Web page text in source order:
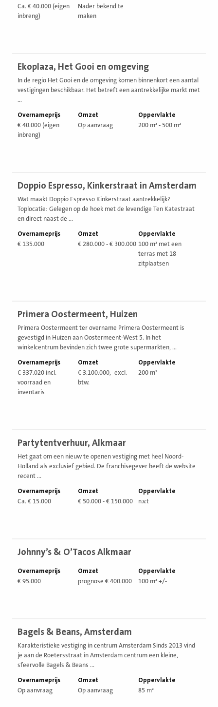
Ca. € 40.000 (eigen
inbreng)
Nader bekend te
maken
Ekoplaza, Het Gooi en omgeving
In de regio Het Gooi en de omgeving komen binnenkort een aantal
vestigingen beschikbaar. Het betreft een aantrekkelijke markt met
...
Overnameprijs
€ 40.000 (eigen
inbreng)
Omzet
Op aanvraag
Oppervlakte
200 m² - 500 m²
vestiging
Doppio Espresso, Kinkerstraat in Amsterdam
Wat maakt Doppio Espresso Kinkerstraat aantrekkelijk?
Toplocatie: Gelegen op de hoek met de levendige Ten Katestraat
en direct naast de ...
Overnameprijs
€ 135.000
Omzet
€ 280.000 - € 300.000
Oppervlakte
100 m² met een
terras met 18
zitplaatsen
vestiging
Primera Oostermeent, Huizen
Primera Oostermeent ter overname Primera Oostermeent is
gevestigd in Huizen aan Oostermeent-West 5. In het
winkelcentrum bevinden zich twee grote supermarkten, ...
Overnameprijs
€ 337.020 incl.
voorraad en
inventaris
Omzet
€ 3.100.000,- excl.
btw.
Oppervlakte
200 m²
vestiging
Partytentverhuur, Alkmaar
Het gaat om een nieuw te openen vestiging met heel Noord-
Holland als exclusief gebied. De franchisegever heeft de website
recent ...
Overnameprijs
Ca. € 15.000
Omzet
€ 50.000 - € 150.000
Oppervlakte
n.v.t
vestiging
Johnny’s & O’Tacos Alkmaar
Overnameprijs
€ 95.000
Omzet
prognose € 400.000
Oppervlakte
100 m² +/-
vestiging
Bagels & Beans, Amsterdam
Karakteristieke vestiging in centrum Amsterdam Sinds 2013 vind
je aan de Roetersstraat in Amsterdam centrum een kleine,
sfeervolle Bagels & Beans ...
Overnameprijs
Op aanvraag
Omzet
Op aanvraag
Oppervlakte
85 m²
vestiging